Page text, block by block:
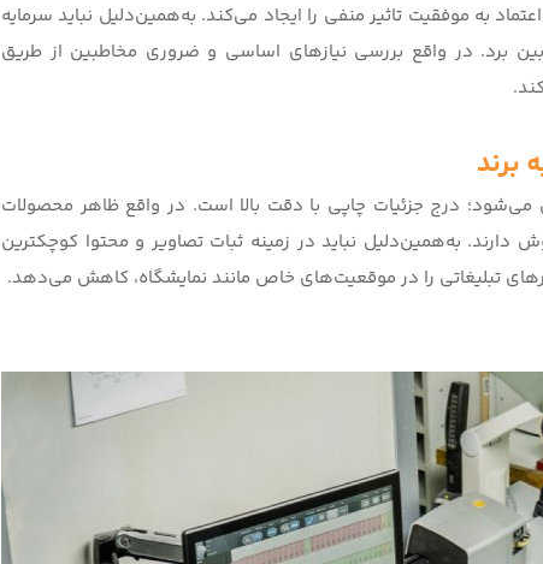
به موفقیت تاثیر منفی را ایجاد می‌کند. به‌همین‌دلیل نباید سرمایه
بین برد. در واقع بررسی نیازهای اساسی و ضروری مخاطبین از طریق
برند
درج جزئیات چاپی با دقت بالا است. در واقع ظاهر محصولات
دارند. به‌همین‌دلیل نباید در زمینه ثبات تصاویر و محتوا کوچکترین
تبلیغاتی را در موقعیت‌های خاص مانند نمایشگاه، کاهش می‌دهد.